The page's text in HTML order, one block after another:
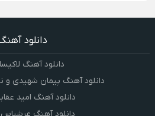
دانلود
دانلود آهنگ لاکیسام
دانلود آهنگ پیمان شهیدی و
دانلود آهنگ امید